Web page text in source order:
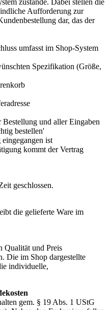
Aufforderung zur
dar, das der
umfasst im Shop-System
Spezifikation (Größe,
und aller Eingaben
bestellen'
eingegangen ist
kommt der Vertrag
geschlossen.
die gelieferte Ware im
Qualität und Preis
Die im Shop dargestellte
individuelle,
gem. § 19 Abs. 1 UStG